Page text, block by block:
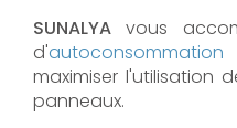
SUNALYA vous
d'
maximiser l'utilisation
panneaux.